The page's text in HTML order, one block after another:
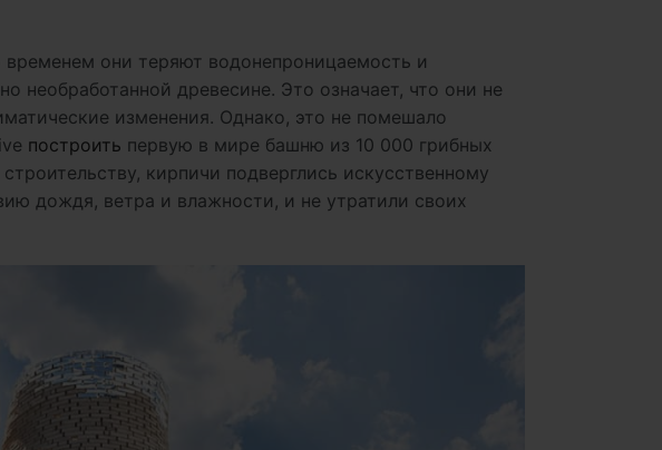
они теряют водонепроницаемость и
необработанной древесине. Это означает, что они не
изменения. Однако, это не помешало
построить первую в мире башню из 10 000 грибных
кирпичи подверглись искусственному
дождя, ветра и влажности, и не утратили своих